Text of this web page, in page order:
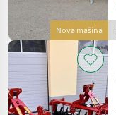
Nova mašina